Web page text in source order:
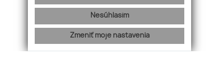
Nesúhlasím
Zmeniť moje nastavenia